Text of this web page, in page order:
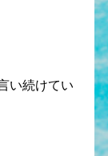
い続けてい